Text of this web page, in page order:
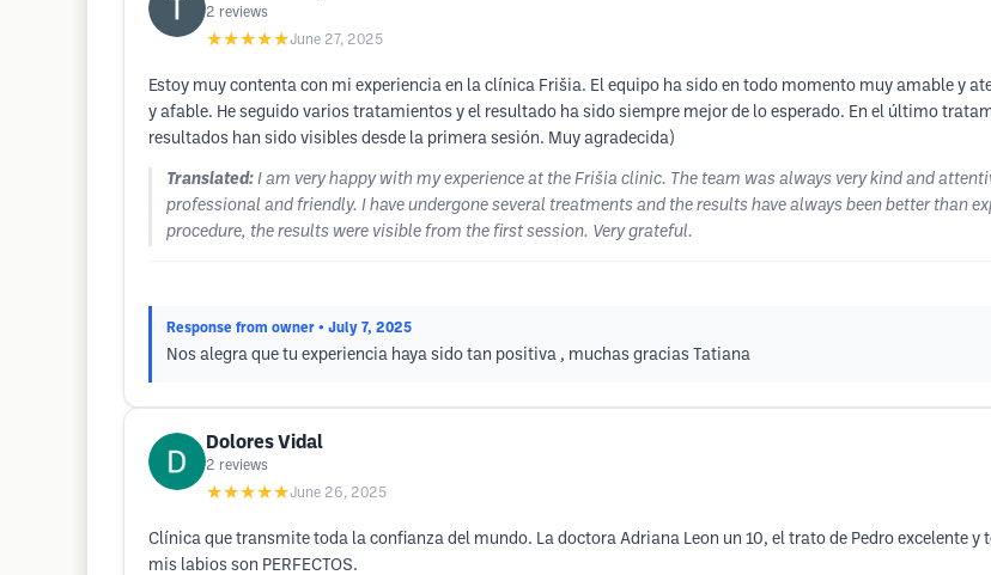
2 reviews
★★★★★June 27, 2025
Estoy muy contenta con mi experiencia en la clínica Frišia. El equipo ha sido en todo momento muy amable y
y afable. He seguido varios tratamientos y el resultado ha sido siempre mejor de lo esperado. En el último
resultados han sido visibles desde la primera sesión. Muy agradecida)
Translated: I am very happy with my experience at the Frišia clinic. The team was always very kind and
professional and friendly. I have undergone several treatments and the results have always been better than
procedure, the results were visible from the first session. Very grateful.
Response from owner • July 7, 2025
Nos alegra que tu experiencia haya sido tan positiva , muchas gracias Tatiana
Dolores Vidal
2 reviews
★★★★★June 26, 2025
Clínica que transmite toda la confianza del mundo. La doctora Adriana Leon un 10, el trato de Pedro excelente
mis labios son PERFECTOS.